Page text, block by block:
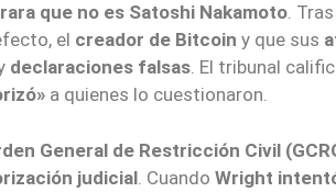
que no es Satoshi Nakamoto.
el creador de Bitcoin y que sus
declaraciones falsas. El tribunal
a quienes lo cuestionaron.
General de Restricción Civil
judicial . Cuando Wright